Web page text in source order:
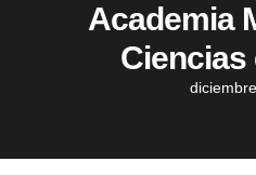
Academia
Ciencias